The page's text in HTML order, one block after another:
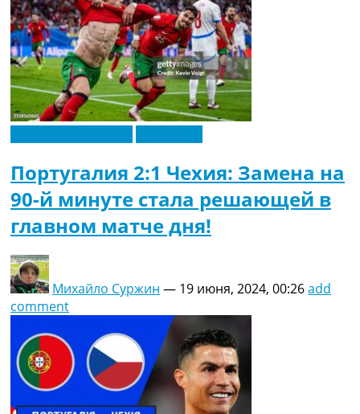
Португалия 2:1 Чехия: Замена на
90-й минуте стала решающей в
главном матче дня!
Михайло Суржин — 19 июня, 2024, 00:26add
comment